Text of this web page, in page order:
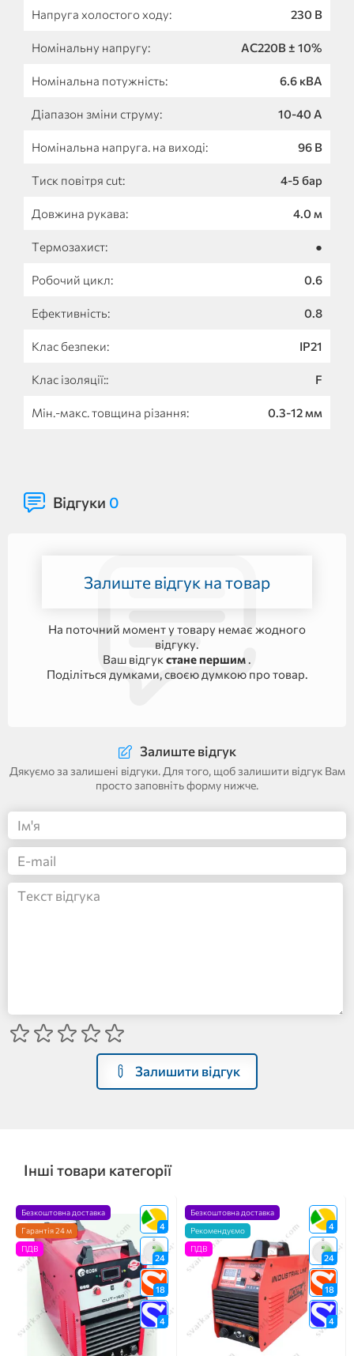
Напруга холостого ходу: 230 B
Номінальну напругу: AC220B ± 10%
Номінальна потужність: 6.6 кВА
Діапазон зміни струму: 10-40 A
Номінальна напруга. на виході: 96 B
Тиск повітря cut: 4-5 бар
Довжина рукава: 4.0 м
Термозахист: ●
Робочий цикл: 0.6
Ефективність: 0.8
Клас безпеки: IP21
Клас ізоляції:: F
Мін.-макс. товщина різання: 0.3-12 мм
Відгуки 0
Залиште відгук на товар
На поточний момент у товару немає жодного
відгуку.
Ваш відгук стане першим .
Поділіться думками, своєю думкою про товар.
Залиште відгук
Дякуємо за залишені відгуки. Для того, щоб залишити відгук Вам
просто заповніть форму нижче.
Залишити відгук
Інші товари категорії
4
24
18
4
Безкоштовна доставка
Гарантія 24 м
ПДВ
4
24
18
4
Безкоштовна доставка
Рекомендуємо
ПДВ